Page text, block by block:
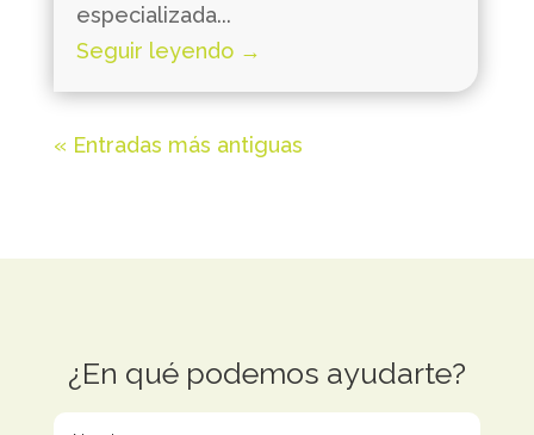
especializada...
Seguir leyendo →
« Entradas más antiguas
¿En qué podemos ayudarte?